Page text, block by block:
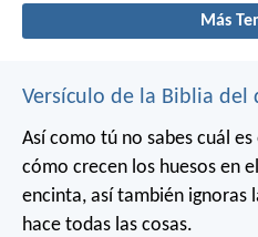
Más
Versículo de la Biblia del
Así como tú no sabes cuál
cómo crecen los huesos en
encinta, así también ignoras
hace todas las cosas.